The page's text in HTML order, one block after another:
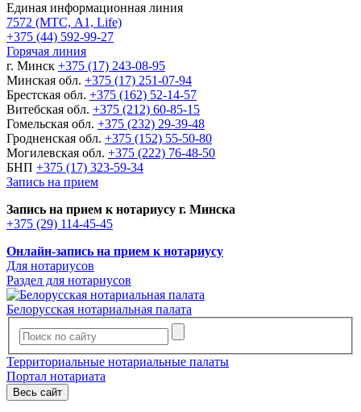
Единая информационная линия
7572 (МТС, A1, Life)
+375 (44) 592-99-27
Горячая линия
г. Минск +375 (17) 243-08-95
Минская обл. +375 (17) 251-07-94
Брестская обл. +375 (162) 52-14-57
Витебская обл. +375 (212) 60-85-15
Гомельская обл. +375 (232) 29-39-48
Гродненская обл. +375 (152) 55-50-80
Могилевская обл. +375 (222) 76-48-50
БНП +375 (17) 323-59-34
Запись на прием
Запись на прием к нотариусу г. Минска
+375 (29) 114-45-45
Онлайн-запись на прием к нотариусу
Для нотариусов
Раздел для нотариусов
Белорусская нотариальная палата
Территориальные нотариальные палаты
Портал нотариата
Весь сайт